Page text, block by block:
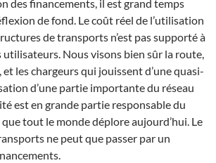
des financements, il est grand temps
de fond. Le coût réel de l’utilisation
de transports n’est pas supporté à
utilisateurs. Nous visons bien sûr la route,
les chargeurs qui jouissent d’une quasi-
d’une partie importante du réseau
est en grande partie responsable du
tout le monde déplore aujourd’hui. Le
ne peut que passer par un